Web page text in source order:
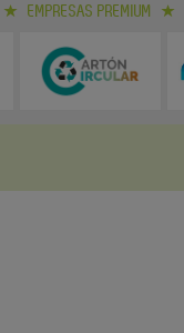
EMPRESAS PREMIUM